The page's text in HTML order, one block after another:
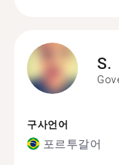
S.
구사언어
포르투갈어